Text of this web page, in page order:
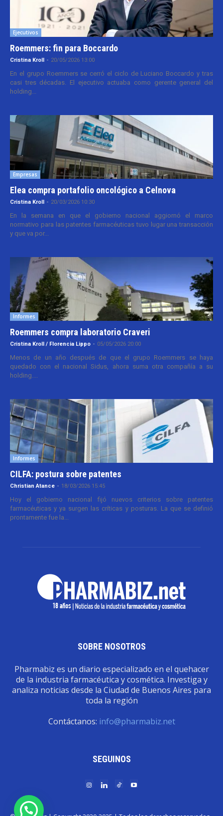
Ejecutivos
Roemmers: fin para Boccardo
Cristina Kroll - 20/05/2026 13:00
En el grupo Roemmers se cerró el ciclo de Luciano Boccardo y tras
casi tres décadas. El ejecutivo actuaba como gerente general del
holding...
Empresas
Elea compra portafolio oncológico a Celnova
Cristina Kroll - 20/03/2026 10:30
En la semana en que el gobierno nacional aggiornó el marco
normativo para las patentes farmacéuticas tuvo lugar una transacción
y que va por...
Informes
Roemmers compra laboratorio Craveri
Cristina Kroll / Florencia Lippo - 05/05/2026 20:00
Menos de un año después de que el grupo Roemmers se haya
quedado con el nacional Sidus, ahora suma otra compañía a su
holding....
Informes
CILFA: postura sobre patentes
Christian Atance - 18/03/2026 15:45
Hoy el gobierno nacional fijó nuevos criterios sobre patentes
farmacéuticas y ya surgen las críticas y posturas. La que se definió
prontamente fue la...
SOBRE NOSOTROS
Pharmabiz es un diario especializado en el quehacer
de la industria farmacéutica y cosmética. Investiga y
analiza noticias desde la Ciudad de Buenos Aires para
toda la región
Contáctanos: info@pharmabiz.net
SEGUINOS